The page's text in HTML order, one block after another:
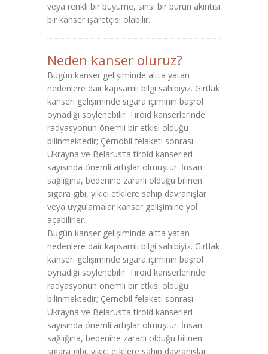
veya renkli bir büyüme, sinsi bir burun akıntısı
bir kanser işaretçisi olabilir.
Neden kanser oluruz?
Bugün kanser gelişiminde altta yatan
nedenlere dair kapsamlı bilgi sahibiyiz. Gırtlak
kanseri gelişiminde sigara içiminin başrol
oynadığı söylenebilir. Tiroid kanserlerinde
radyasyonun önemli bir etkisi olduğu
bilinmektedir; Çernobil felaketi sonrası
Ukrayna ve Belarus’ta tiroid kanserleri
sayısında önemli artışlar olmuştur. İnsan
sağlığına, bedenine zararlı olduğu bilinen
sigara gibi, yıkıcı etkilere sahip davranışlar
veya uygulamalar kanser gelişimine yol
açabilirler.
Bugün kanser gelişiminde altta yatan
nedenlere dair kapsamlı bilgi sahibiyiz. Gırtlak
kanseri gelişiminde sigara içiminin başrol
oynadığı söylenebilir. Tiroid kanserlerinde
radyasyonun önemli bir etkisi olduğu
bilinmektedir; Çernobil felaketi sonrası
Ukrayna ve Belarus’ta tiroid kanserleri
sayısında önemli artışlar olmuştur. İnsan
sağlığına, bedenine zararlı olduğu bilinen
sigara gibi, yıkıcı etkilere sahip davranışlar